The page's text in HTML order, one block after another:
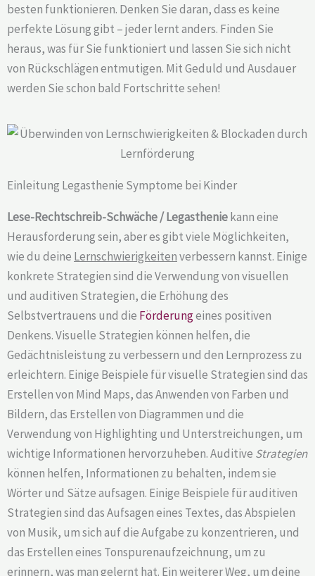
besten funktionieren. Denken Sie daran, dass es keine
perfekte Lösung gibt – jeder lernt anders. Finden Sie
heraus, was für Sie funktioniert und lassen Sie sich nicht
von Rückschlägen entmutigen. Mit Geduld und Ausdauer
werden Sie schon bald Fortschritte sehen!
Einleitung Legasthenie Symptome bei Kinder
Lese-Rechtschreib-Schwäche / Legastheniekann eine
Herausforderung sein, aber es gibt viele Möglichkeiten,
wie du deine Lernschwierigkeitenverbessern kannst. Einige
konkrete Strategien sind die Verwendung von visuellen
und auditiven Strategien, die Erhöhung des
Selbstvertrauens und die Förderungeines positiven
Denkens. Visuelle Strategien können helfen, die
Gedächtnisleistung zu verbessern und den Lernprozess zu
erleichtern. Einige Beispiele für visuelle Strategien sind das
Erstellen von Mind Maps, das Anwenden von Farben und
Bildern, das Erstellen von Diagrammen und die
Verwendung von Highlighting und Unterstreichungen, um
wichtige Informationen hervorzuheben. Auditive Strategien
können helfen, Informationen zu behalten, indem sie
Wörter und Sätze aufsagen. Einige Beispiele für auditiven
Strategien sind das Aufsagen eines Textes, das Abspielen
von Musik, um sich auf die Aufgabe zu konzentrieren, und
das Erstellen eines Tonspurenaufzeichnung, um zu
erinnern, was man gelernt hat. Ein weiterer Weg, um deine